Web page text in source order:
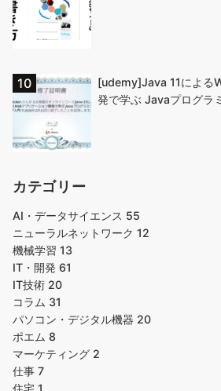
[udemy]Java 11による
発で学ぶ Javaプログラ
カテゴリー
AI・データサイエンス 55
ニューラルネットワーク 12
機械学習 13
IT・開発 61
IT技術 20
コラム 31
パソコン・デジタル機器 20
ポエム 8
マーケティング 2
仕事 7
住宅 1